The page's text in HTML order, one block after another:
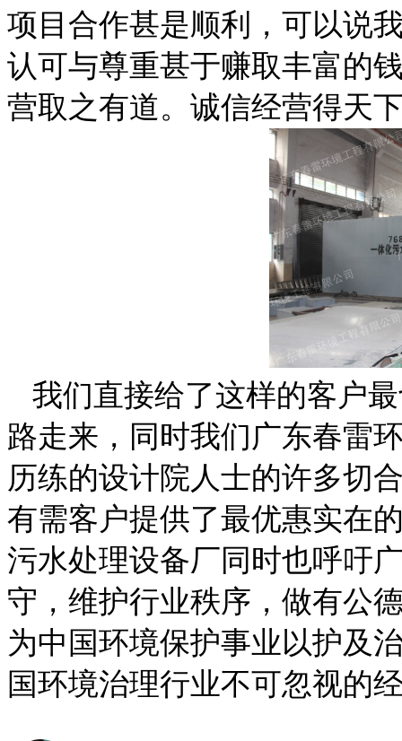
项目合作甚是顺利，可以说
认可与尊重甚于赚取丰富的
营取之有道。诚信经营得天
我们直接给了这样的客户
路走来，同时我们广东春雷
历练的设计院人士的许多切
有需客户提供了最优惠实在
污水处理设备厂同时也呼吁
守，维护行业秩序，做有公
为中国环境保护事业以护及
国环境治理行业不可忽视的